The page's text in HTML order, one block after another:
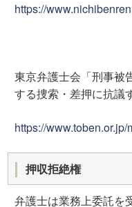
https://
東京弁護士会「刑事被
する捜索・差押に抗議
https://
押収拒絶権
弁護士は業務上委託を